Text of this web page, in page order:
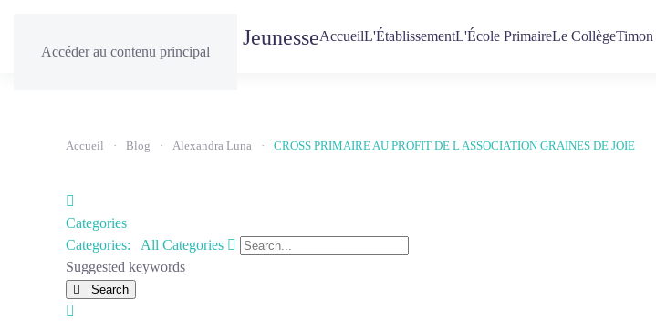
Accéder au contenu principal
AccueilL'ÉtablissementL'École PrimaireLe Collège
Accueil Blog Alexandra Luna CROSS PRIMAIRE AU PROFIT DE L ASSOCIATION GRAINES DE JOIE
Categories
Categories:
All Categories
Search...
Suggested keywords
Search